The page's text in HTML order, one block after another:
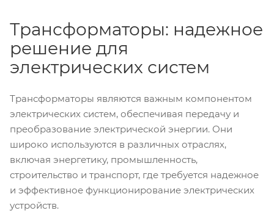
Трансформаторы: надежное
решение для
электрических систем
Трансформаторы являются важным компонентом
электрических систем, обеспечивая передачу и
преобразование электрической энергии. Они
широко используются в различных отраслях,
включая энергетику, промышленность,
строительство и транспорт, где требуется надежное
и эффективное функционирование электрических
устройств.